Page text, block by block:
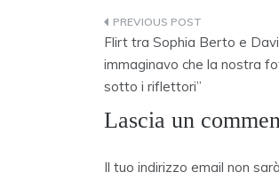
Navigazione
articoli
Flirt tra Sophia Berto e
immaginavo che la nostra
sotto i riflettori”
Lascia un
Il tuo indirizzo email non